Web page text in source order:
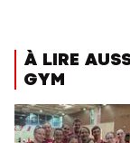
À LIRE
GYM